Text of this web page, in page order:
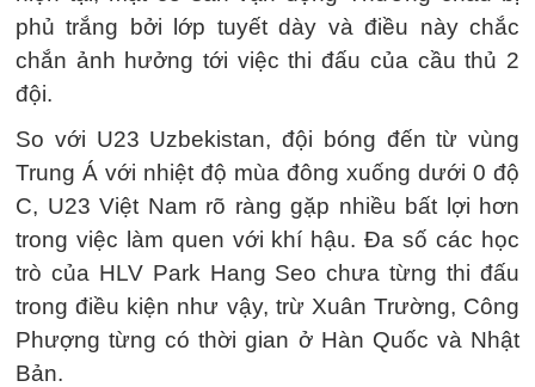
phủ trắng bởi lớp tuyết dày và điều này chắc
chắn ảnh hưởng tới việc thi đấu của cầu thủ 2
đội.
So với U23 Uzbekistan, đội bóng đến từ vùng
Trung Á với nhiệt độ mùa đông xuống dưới 0 độ
C, U23 Việt Nam rõ ràng gặp nhiều bất lợi hơn
trong việc làm quen với khí hậu. Đa số các học
trò của HLV Park Hang Seo chưa từng thi đấu
trong điều kiện như vậy, trừ Xuân Trường, Công
Phượng từng có thời gian ở Hàn Quốc và Nhật
Bản.